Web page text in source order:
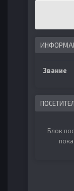
Звание
Блок